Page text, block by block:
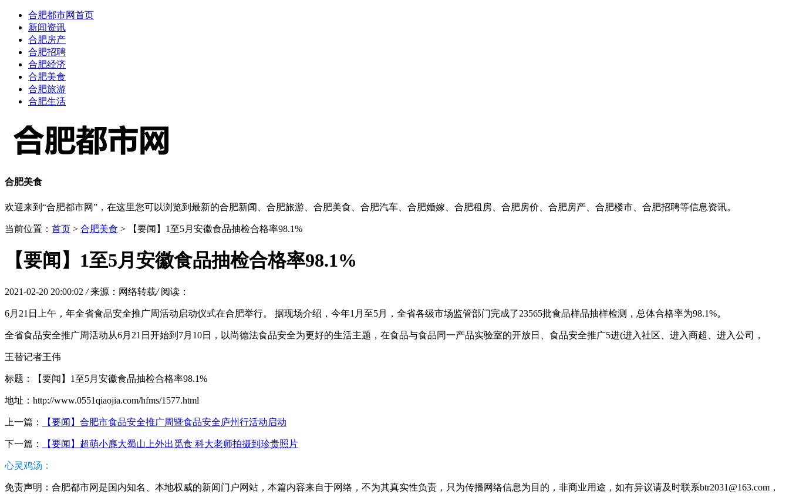
合肥都市网首页
新闻资讯
合肥房产
合肥招聘
合肥经济
合肥美食
合肥旅游
合肥生活
合肥美食
欢迎来到“合肥都市网”，在这里您可以浏览到最新的合肥新闻、合肥旅游、合肥美食、合肥汽车、合肥婚嫁、合肥租房、合肥房价、合肥房产、合肥楼市、合肥招聘等信息资讯。
当前位置： 首页 > 合肥美食 > 【要闻】1至5月安徽食品抽检合格率98.1%
【要闻】1至5月安徽食品抽检合格率98.1%
2021-02-20 20:00:02/ 来源：网络转载/ 阅读：
6月21日上午，年全省食品安全推广周活动启动仪式在合肥举行。 据现场介绍，今年1月至5月，全省各级市场监管部门完成了23565批食品样品抽样检测，总体合格率为98.1%。
全省食品安全推广周活动从6月21日开始到7月10日，以尚德法食品安全为更好的生活主题，在食品与食品同一产品实验室的开放日、食品安全推广5进(进入社区、进入商超、进入公司，
王替记者王伟
标题：【要闻】1至5月安徽食品抽检合格率98.1%
地址：http://www.0551qiaojia.com/hfms/1577.html
上一篇： 【要闻】合肥市食品安全推广周暨食品安全庐州行活动启动
下一篇： 【要闻】超萌小麂大蜀山上外出觅食 科大老师拍摄到珍贵照片
心灵鸡汤：
免责声明：合肥都市网是国内知名、本地权威的新闻门户网站，本篇内容来自于网络，不为其真实性负责，只为传播网络信息为目的，非商业用途，如有异议请及时联系btr2031@163.com，